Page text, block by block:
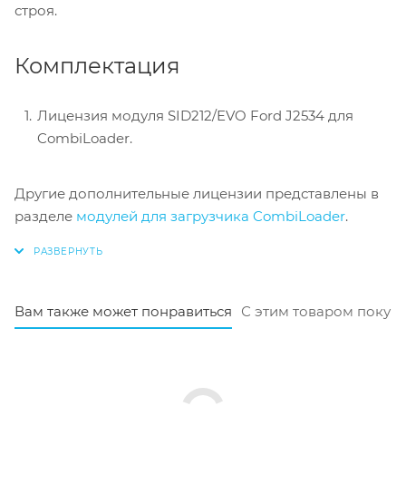
строя.
Комплектация
Лицензия модуля SID212/EVO Ford J2534 для
CombiLoader.
Другие дополнительные лицензии представлены в
разделе модулей для загрузчика CombiLoader.
Вам также может понравиться С этим товаром